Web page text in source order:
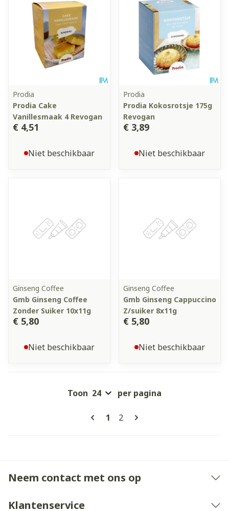
Prodia
Prodia Cake
Vanillesmaak 4 Revogan
€ 4,51
Niet beschikbaar
Prodia
Prodia Kokosrotsje 175g
Revogan
€ 3,89
Niet beschikbaar
Ginseng Coffee
Gmb Ginseng Coffee
Zonder Suiker 10x11g
€ 5,80
Niet beschikbaar
Ginseng Coffee
Gmb Ginseng Cappuccino
Z/suiker 8x11g
€ 5,80
Niet beschikbaar
Pagina's
U lees momenteel pagina
1 Pagina
2
Toon per pagina
Neem contact met ons op
Klantenservice